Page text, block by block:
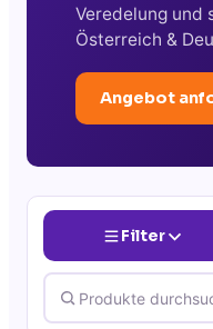
Veredelung und
Österreich &
Angebot
Filter